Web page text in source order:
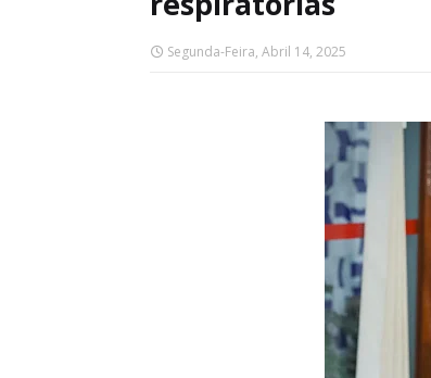
Segunda-Feira, Abril 14, 2025